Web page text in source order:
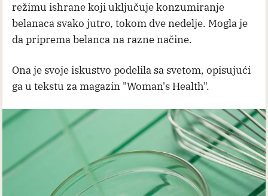
režimu ishrane koji uključuje konzumiranje
belanaca svako jutro, tokom dve nedelje. Mogla je
da priprema belanca na razne načine.
Ona je svoje iskustvo podelila sa svetom, opisujući
ga u tekstu za magazin "Woman's Health".